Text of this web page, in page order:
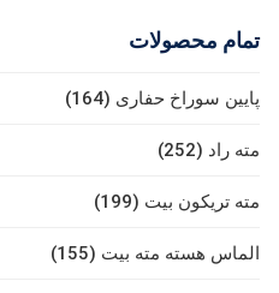
تمام محصولات
پایین سوراخ حفاری (164)
مته راد (252)
مته تریکون بیت (199)
الماس هسته مته بیت (155)